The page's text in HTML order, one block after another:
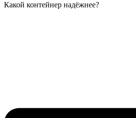
Какой контейнер надёжнее?